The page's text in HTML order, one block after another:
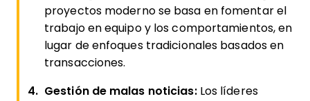
proyectos moderno se basa en fomentar el
trabajo en equipo y los comportamientos, en
lugar de enfoques tradicionales basados en
transacciones.
Gestión de malas noticias: Los líderes